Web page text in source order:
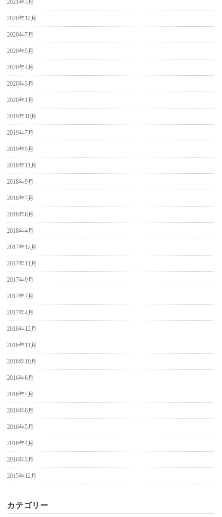
2021年3月
2020年12月
2020年7月
2020年5月
2020年4月
2020年3月
2020年1月
2019年10月
2019年7月
2019年5月
2018年11月
2018年9月
2018年7月
2018年6月
2018年4月
2017年12月
2017年11月
2017年9月
2017年7月
2017年4月
2016年12月
2016年11月
2016年10月
2016年8月
2016年7月
2016年6月
2016年5月
2016年4月
2016年3月
2015年12月
カテゴリー